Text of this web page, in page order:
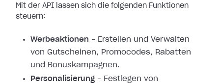
Mit der API lassen sich die folgenden Funktionen
steuern:
Werbeaktionen – Erstellen und Verwalten
von Gutscheinen, Promocodes, Rabatten
und Bonuskampagnen.
Personalisierung – Festlegen von